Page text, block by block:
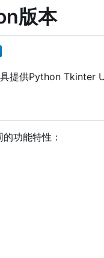
版本
供Python Tkinter
功能特性：